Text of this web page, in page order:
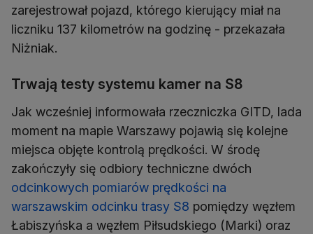
zarejestrował pojazd, którego kierujący miał na
liczniku 137 kilometrów na godzinę - przekazała
Niżniak.
Trwają testy systemu kamer na S8
Jak wcześniej informowała rzeczniczka GITD, lada
moment na mapie Warszawy pojawią się kolejne
miejsca objęte kontrolą prędkości. W środę
zakończyły się odbiory techniczne dwóch
odcinkowych pomiarów prędkości na
warszawskim odcinku trasy S8 pomiędzy węzłem
Łabiszyńska a węzłem Piłsudskiego (Marki) oraz